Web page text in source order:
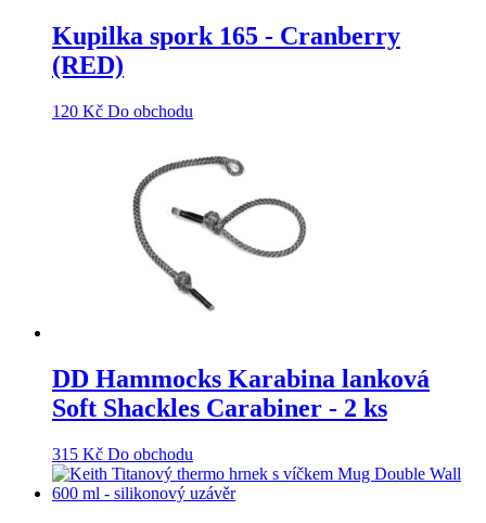
Kupilka spork 165 - Cranberry
(RED)
120 Kč Do obchodu
DD Hammocks Karabina lanková
Soft Shackles Carabiner - 2 ks
315 Kč Do obchodu